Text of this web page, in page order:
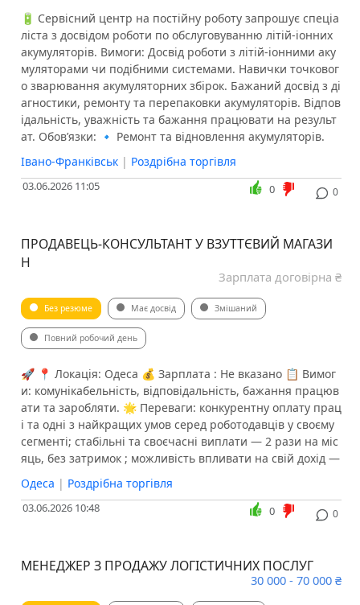
🔋 Сервісний центр на постійну роботу запрошує спеціа
ліста з досвідом роботи по обслуговуванню літій-іонних
акумуляторів. Вимоги: Досвід роботи з літій-іонними аку
муляторами чи подібними системами. Навички точковог
о зварювання акумуляторних збірок. Бажаний досвід з ді
агностики, ремонту та перепаковки акумуляторів. Відпов
ідальність, уважність та бажання працювати на результ
ат. Обов’язки: 🔹 Ремонт та відновлення акумуляторів.
Івано-Франківськ | Роздрібна торгівля
03.06.2026 11:05 0
0
ПРОДАВЕЦЬ-КОНСУЛЬТАНТ У ВЗУТТЄВИЙ МАГАЗИ
Н
Зарплата договірна ₴
Без резюме Має досвід Змішаний
Повний робочий день
🚀 📍 Локація: Одеса 💰 Зарплата : Не вказано 📋 Вимог
и: комунікабельність, відповідальність, бажання працюв
ати та заробляти. 🌟 Переваги: конкурентну оплату прац
і та одні з найкращих умов серед роботодавців у своєму
сегменті; стабільні та своєчасні виплати — 2 рази на міс
яць, без затримок ; можливість впливати на свій дохід —
Одеса | Роздрібна торгівля
03.06.2026 10:48 0
0
МЕНЕДЖЕР З ПРОДАЖУ ЛОГІСТИЧНИХ ПОСЛУГ
30 000 - 70 000 ₴